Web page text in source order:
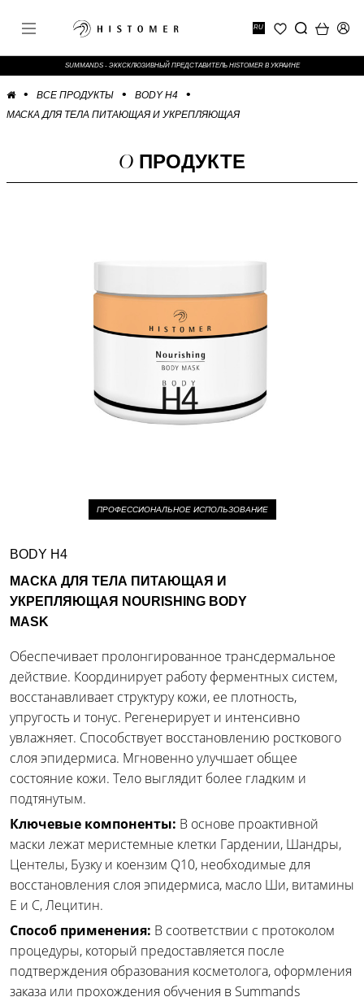
RU
SUMMANDS - ЭККСКЛЮЗИВНЫЙ ПРЕДСТАВИТЕЛЬ HISTOMER В УКРАИНЕ
ВСЕ ПРОДУКТЫ
BODY H4
МАСКА ДЛЯ ТЕЛА ПИТАЮЩАЯ И УКРЕПЛЯЮЩАЯ
О ПРОДУКТЕ
ПРОФЕССИОНАЛЬНОЕ ИСПОЛЬЗОВАНИЕ
BODY H4
МАСКА ДЛЯ ТЕЛА ПИТАЮЩАЯ И
УКРЕПЛЯЮЩАЯ NOURISHING BODY
MASK
Обеспечивает пролонгированное трансдермальное
действие. Координирует работу ферментных систем,
восстанавливает структуру кожи, ее плотность,
упругость и тонус. Регенерирует и интенсивно
увлажняет. Способствует восстановлению росткового
слоя эпидермиса. Мгновенно улучшает общее
состояние кожи. Тело выглядит более гладким и
подтянутым.
Ключевые компоненты: В основе проактивной
маски лежат меристемные клетки Гардении, Шандры,
Центелы, Бузку и коензим Q10, необходимые для
восстановления слоя эпидермиса, масло Ши, витамины
Е и С, Лецитин.
Способ применения: В соответствии с протоколом
процедуры, который предоставляется после
подтверждения образования косметолога, оформления
заказа или прохождения обучения в Summands